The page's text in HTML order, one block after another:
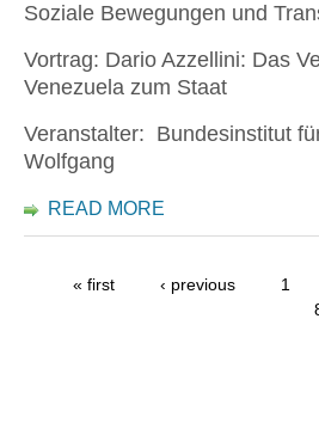
Soziale Bewegungen und
Vortrag: Dario Azzellini: Das
Venezuela zum Staat
Veranstalter: Bundesinstitut
Wolfgang
READ MORE
« first ‹ previous 1